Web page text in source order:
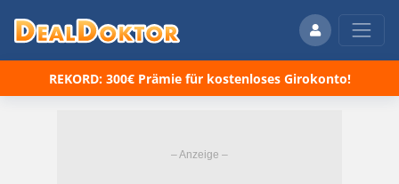
REKORD: 300€ Prämie für kostenloses Girokonto!